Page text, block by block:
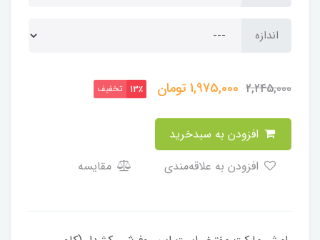
اندازه
2,245,000
1,975,000تومان 13٪ تخفیف
مقایسه